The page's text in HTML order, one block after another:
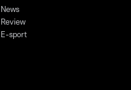
News
Review
E-sport